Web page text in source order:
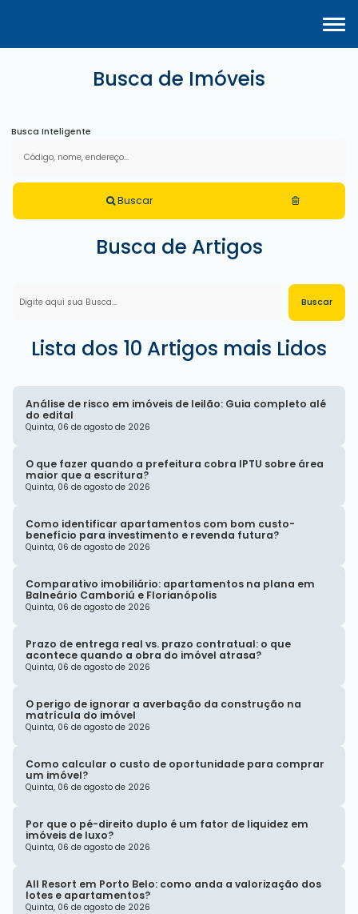
Busca de Imóveis
Busca Inteligente
Buscar
Busca de Artigos
Lista dos 10 Artigos mais Lidos
Análise de risco em imóveis de leilão: Guia completo alé
do edital
Quinta, 06 de agosto de 2026
O que fazer quando a prefeitura cobra IPTU sobre área
maior que a escritura?
Quinta, 06 de agosto de 2026
Como identificar apartamentos com bom custo-
benefício para investimento e revenda futura?
Quinta, 06 de agosto de 2026
Comparativo imobiliário: apartamentos na plana em
Balneário Camboriú e Florianópolis
Quinta, 06 de agosto de 2026
Prazo de entrega real vs. prazo contratual: o que
acontece quando a obra do imóvel atrasa?
Quinta, 06 de agosto de 2026
O perigo de ignorar a averbação da construção na
matrícula do imóvel
Quinta, 06 de agosto de 2026
Como calcular o custo de oportunidade para comprar
um imóvel?
Quinta, 06 de agosto de 2026
Por que o pé-direito duplo é um fator de liquidez em
imóveis de luxo?
Quinta, 06 de agosto de 2026
All Resort em Porto Belo: como anda a valorização dos
lotes e apartamentos?
Quinta, 06 de agosto de 2026